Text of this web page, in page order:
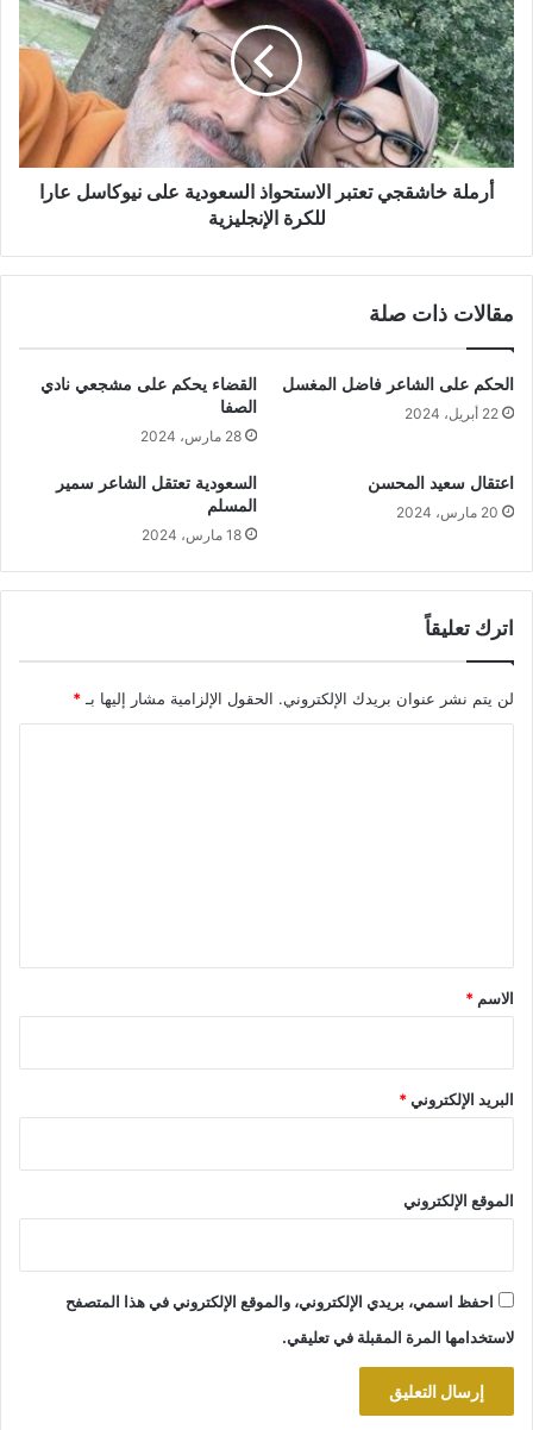
أرملة خاشقجي تعتبر الاستحواذ السعودية على نيوكاسل عارا
للكرة الإنجليزية
مقالات ذات صلة
الحكم على الشاعر فاضل المغسل
22 أبريل، 2024
القضاء يحكم على مشجعي نادي
الصفا
28 مارس، 2024
اعتقال سعيد المحسن
20 مارس، 2024
السعودية تعتقل الشاعر سمير
المسلم
18 مارس، 2024
اترك تعليقاً
لن يتم نشر عنوان بريدك الإلكتروني. الحقول الإلزامية مشار إليها بـ *
*
الاسم *
البريد الإلكتروني*
الموقع الإلكتروني
احفظ اسمي، بريدي الإلكتروني، والموقع الإلكتروني في هذا المتصفح
لاستخدامها المرة المقبلة في تعليقي.